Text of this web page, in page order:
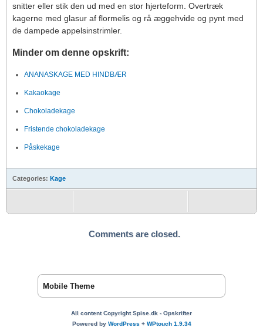
snitter eller stik den ud med en stor hjerteform. Overtræk
kagerne med glasur af flormelis og rå æggehvide og pynt med
de dampede appelsinstrimler.
Minder om denne opskrift:
ANANASKAGE MED HINDBÆR
Kakaokage
Chokoladekage
Fristende chokoladekage
Påskekage
Categories: Kage
Comments are closed.
Mobile Theme
All content Copyright Spise.dk - Opskrifter
Powered by WordPress+ WPtouch 1.9.34